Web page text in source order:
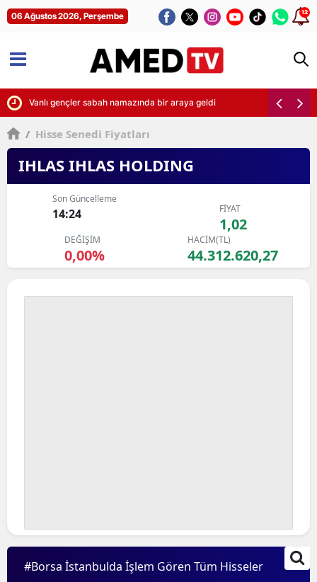
06 Ağustos 2026, Perşembe 12
yakalandı
Vanlı gençler sabah namazında bir araya geldi
/ Hisse Senedi Fiyatları
IHLAS IHLAS HOLDING
Son Güncelleme
14:24 FİYAT
1,02
DEĞİŞİM
0,00%
HACİM(TL)
44.312.620,27
#Borsa İstanbulda İşlem Gören Tüm Hisseler